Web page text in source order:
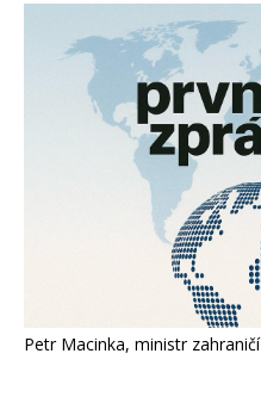
Petr Macinka, ministr zahraničí